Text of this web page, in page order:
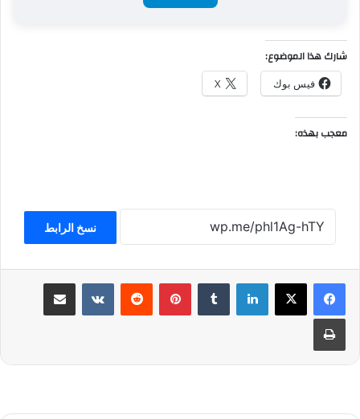
شارك هذا الموضوع:
فيس بوك X
معجب بهذه:
نسخ الرابط
لينكدإن بينتيريست مشاركة عبر البريد
طباعة